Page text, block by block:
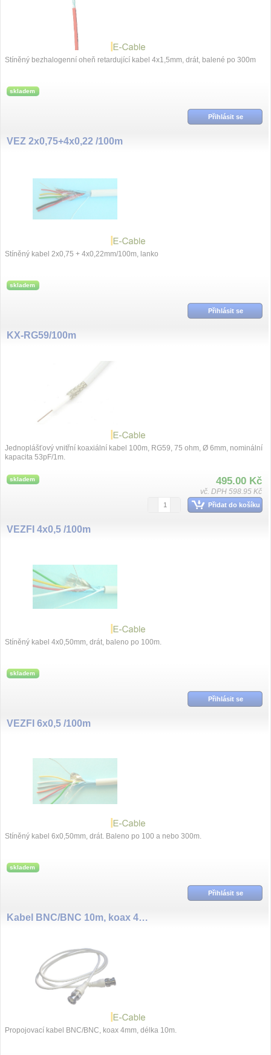
Stíněný bezhalogenní oheň retardující kabel 4x1,5mm, drát, balené po 300m
skladem
Přihlásit se
VEZ 2x0,75+4x0,22 /100m
Stíněný kabel 2x0,75 + 4x0,22mm/100m, lanko
skladem
Přihlásit se
KX-RG59/100m
Jednoplášťový vnitřní koaxiální kabel 100m, RG59, 75 ohm, Ø 6mm, nominální
kapacita 53pF/1m.
skladem 495.00 Kč
vč. DPH 598.95 Kč
Přidat do košíku
VEZFI 4x0,5 /100m
Stíněný kabel 4x0,50mm, drát, baleno po 100m.
skladem
Přihlásit se
VEZFI 6x0,5 /100m
Stíněný kabel 6x0,50mm, drát. Baleno po 100 a nebo 300m.
skladem
Přihlásit se
Kabel BNC/BNC 10m, koax 4mm
Propojovací kabel BNC/BNC, koax 4mm, délka 10m.